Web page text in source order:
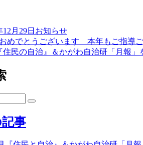
12月29日ゴ
リ
ー
お知らせ
めでとうございます 本年もご指導
民の自治』＆かがわ自治研「月報」
検
事